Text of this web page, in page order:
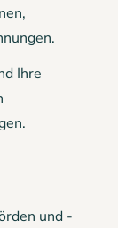
Ihre
und -